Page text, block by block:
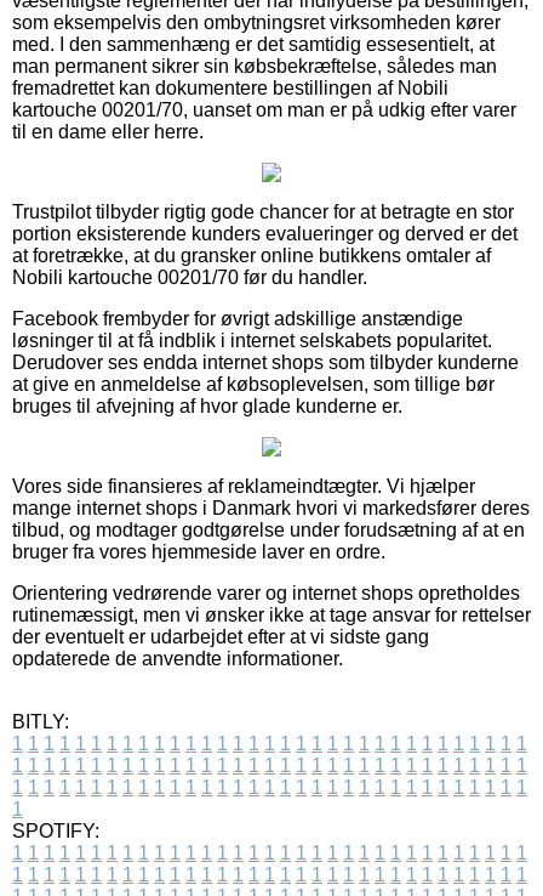
som eksempelvis den ombytningsret virksomheden kører
med. I den sammenhæng er det samtidig essesentielt, at
man permanent sikrer sin købsbekræftelse, således man
fremadrettet kan dokumentere bestillingen af Nobili
kartouche 00201/70, uanset om man er på udkig efter varer
til en dame eller herre.
Trustpilot tilbyder rigtig gode chancer for at betragte en stor
portion eksisterende kunders evalueringer og derved er det
at foretrække, at du gransker online butikkens omtaler af
Nobili kartouche 00201/70 før du handler.
Facebook frembyder for øvrigt adskillige anstændige
løsninger til at få indblik i internet selskabets popularitet.
Derudover ses endda internet shops som tilbyder kunderne
at give en anmeldelse af købsoplevelsen, som tillige bør
bruges til afvejning af hvor glade kunderne er.
Vores side finansieres af reklameindtægter. Vi hjælper
mange internet shops i Danmark hvori vi markedsfører deres
tilbud, og modtager godtgørelse under forudsætning af at en
bruger fra vores hjemmeside laver en ordre.
Orientering vedrørende varer og internet shops opretholdes
rutinemæssigt, men vi ønsker ikke at tage ansvar for rettelser
der eventuelt er udarbejdet efter at vi sidste gang
opdaterede de anvendte informationer.
BITLY:
1 1 1 1 1 1 1 1 1 1 1 1 1 1 1 1 1 1 1 1 1 1 1 1 1 1 1 1 1 1 1 1 1
1 1 1 1 1 1 1 1 1 1 1 1 1 1 1 1 1 1 1 1 1 1 1 1 1 1 1 1 1 1 1 1 1
1 1 1 1 1 1 1 1 1 1 1 1 1 1 1 1 1 1 1 1 1 1 1 1 1 1 1 1 1 1 1 1 1
1
SPOTIFY:
1 1 1 1 1 1 1 1 1 1 1 1 1 1 1 1 1 1 1 1 1 1 1 1 1 1 1 1 1 1 1 1 1
1 1 1 1 1 1 1 1 1 1 1 1 1 1 1 1 1 1 1 1 1 1 1 1 1 1 1 1 1 1 1 1 1